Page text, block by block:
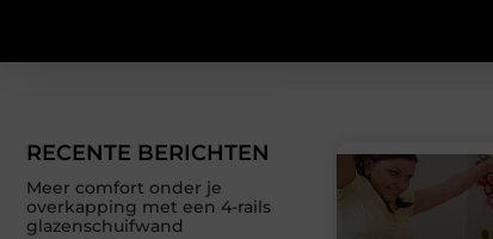
RECENTE BERICHTEN
Meer comfort onder je
overkapping met een 4-rails
glazenschuifwand